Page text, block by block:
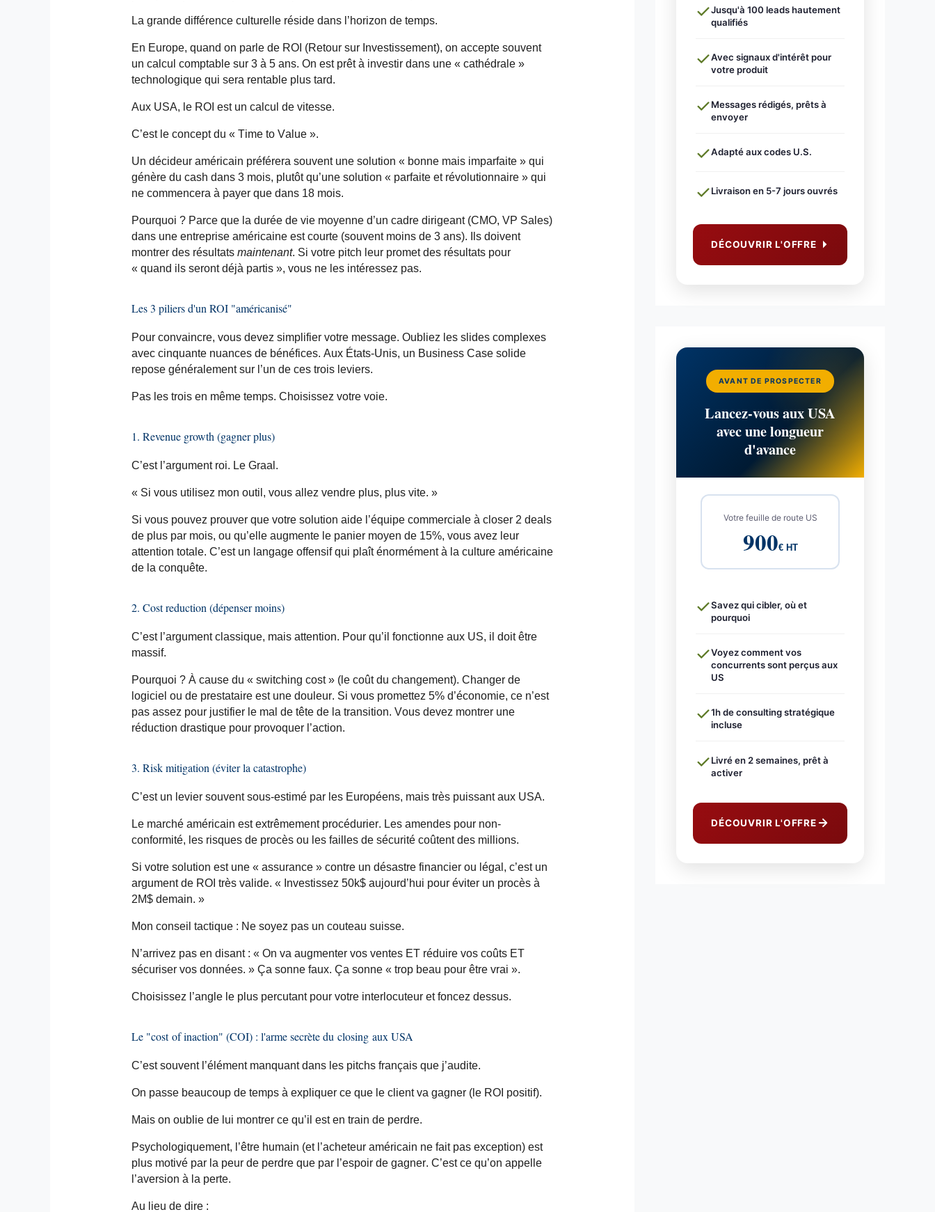
La grande différence culturelle réside dans l’horizon de temps.
En Europe, quand on parle de ROI (Retour sur Investissement), on accepte souvent
un calcul comptable sur 3 à 5 ans. On est prêt à investir dans une « cathédrale »
technologique qui sera rentable plus tard.
Aux USA, le ROI est un calcul de vitesse.
C’est le concept du « Time to Value ».
Un décideur américain préférera souvent une solution « bonne mais imparfaite » qui
génère du cash dans 3 mois, plutôt qu’une solution « parfaite et révolutionnaire » qui
ne commencera à payer que dans 18 mois.
Pourquoi ? Parce que la durée de vie moyenne d’un cadre dirigeant (CMO, VP Sales)
dans une entreprise américaine est courte (souvent moins de 3 ans). Ils doivent
montrer des résultats maintenant. Si votre pitch leur promet des résultats pour
« quand ils seront déjà partis », vous ne les intéressez pas.
Les 3 piliers d'un ROI "américanisé"
Pour convaincre, vous devez simplifier votre message. Oubliez les slides complexes
avec cinquante nuances de bénéfices. Aux États-Unis, un Business Case solide
repose généralement sur l’un de ces trois leviers.
Pas les trois en même temps. Choisissez votre voie.
1. Revenue growth (gagner plus)
C’est l’argument roi. Le Graal.
« Si vous utilisez mon outil, vous allez vendre plus, plus vite. »
Si vous pouvez prouver que votre solution aide l’équipe commerciale à closer 2 deals
de plus par mois, ou qu’elle augmente le panier moyen de 15%, vous avez leur
attention totale. C’est un langage offensif qui plaît énormément à la culture américaine
de la conquête.
2. Cost reduction (dépenser moins)
C’est l’argument classique, mais attention. Pour qu’il fonctionne aux US, il doit être
massif.
Pourquoi ? À cause du « switching cost» (le coût du changement). Changer de
logiciel ou de prestataire est une douleur. Si vous promettez 5% d’économie, ce n’est
pas assez pour justifier le mal de tête de la transition. Vous devez montrer une
réduction drastique pour provoquer l’action.
3. Risk mitigation (éviter la catastrophe)
C’est un levier souvent sous-estimé par les Européens, mais très puissant aux USA.
Le marché américain est extrêmement procédurier. Les amendes pour non-
conformité, les risques de procès ou les failles de sécurité coûtent des millions.
Si votre solution est une « assurance » contre un désastre financier ou légal, c’est un
argument de ROI très valide. « Investissez 50k$ aujourd’hui pour éviter un procès à
2M$ demain. »
Mon conseil tactique : Ne soyez pas un couteau suisse.
N’arrivez pas en disant : « On va augmenter vos ventes ET réduire vos coûts ET
sécuriser vos données. » Ça sonne faux. Ça sonne « trop beau pour être vrai ».
Choisissez l’angle le plus percutant pour votre interlocuteur et foncez dessus.
Le "costof inaction" (COI) : l'arme secrète du closingaux USA
C’est souvent l’élément manquant dans les pitchs français que j’audite.
On passe beaucoup de temps à expliquer ce que le client va gagner (le ROI positif).
Mais on oublie de lui montrer ce qu’il est en train de perdre.
Psychologiquement, l’être humain (et l’acheteur américain ne fait pas exception) est
plus motivé par la peur de perdre que par l’espoir de gagner. C’est ce qu’on appelle
l’aversion à la perte.
Au lieu de dire :
Jusqu'à 100 leads hautement
qualifiés
Avec signaux d'intérêt pour
votre produit
Messages rédigés, prêts à
envoyer
Adapté aux codes U.S.
Livraison en 5-7 jours ouvrés
DÉCOUVRIR L'OFFRE
AVANT DE PROSPECTER
Lancez-vous aux USA
avec une longueur
d'avance
Votre feuille de route US
900€ HT
Savez qui cibler, où et
pourquoi
Voyez comment vos
concurrents sont perçus aux
US
1h de consulting stratégique
incluse
Livré en 2 semaines, prêt à
activer
DÉCOUVRIR L'OFFRE